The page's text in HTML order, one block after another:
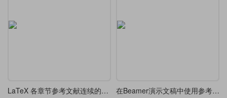
LaTeX 各章节参考文献连续的方法 在Beamer演示文稿中使用参考文献